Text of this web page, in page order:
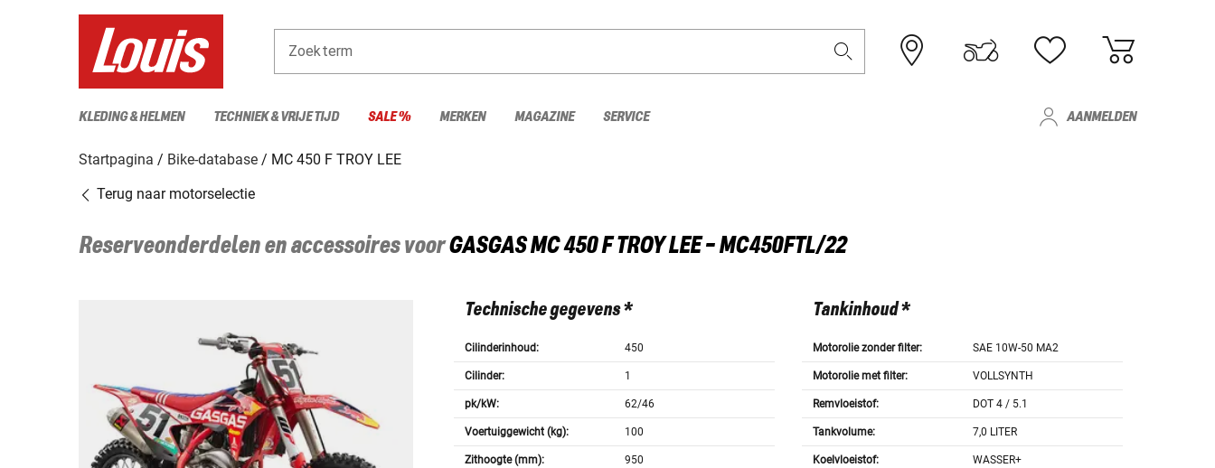
Zoekterm
KLEDING & HELMEN TECHNIEK & VRIJE TIJD SALE % MERKEN MAGAZINE SERVICE AANMELDEN
Startpagina Bike-database
MC 450 F TROY LEE
Terug naar motorselectie
Reserveonderdelen en accessoires voorGASGASMC 450 F TROY LEE - MC450FTL/22
Technische gegevens *
Cilinderinhoud: 450
Cilinder: 1
pk/kW: 62/46
Voertuiggewicht (kg): 100
Zithoogte (mm): 950
Tankinhoud *
Motorolie zonder filter: SAE 10W-50 MA2
Motorolie met filter: VOLLSYNTH
Remvloeistof: DOT 4 / 5.1
Tankvolume: 7,0 LITER
Koelvloeistof: WASSER+